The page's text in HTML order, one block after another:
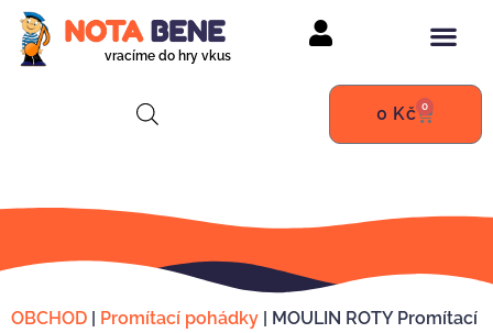
vracíme do hry vkus
0 Kč 0
OBCHOD | Promítací pohádky | MOULIN ROTY Promítací